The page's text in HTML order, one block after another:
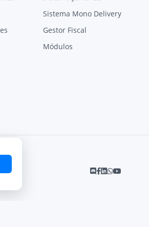
Sistema Mono Delivery
Gestor Fiscal
Módulos